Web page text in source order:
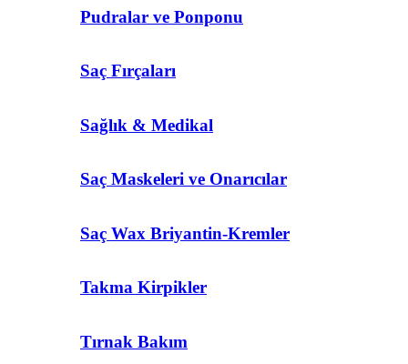
Pudralar ve Ponponu
Saç Fırçaları
Sağlık & Medikal
Saç Maskeleri ve Onarıcılar
Saç Wax Briyantin-Kremler
Takma Kirpikler
Tırnak Bakım